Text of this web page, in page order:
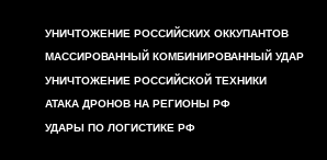
УНИЧТОЖЕНИЕ РОССИЙСКИХ ОККУПАНТОВ
МАССИРОВАННЫЙ КОМБИНИРОВАННЫЙ УДАР
УНИЧТОЖЕНИЕ РОССИЙСКОЙ ТЕХНИКИ
АТАКА ДРОНОВ НА РЕГИОНЫ РФ
УДАРЫ ПО ЛОГИСТИКЕ РФ